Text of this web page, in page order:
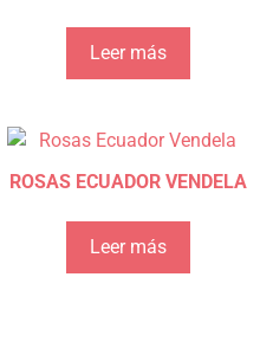
Leer más
ROSAS ECUADOR VENDELA
Leer más